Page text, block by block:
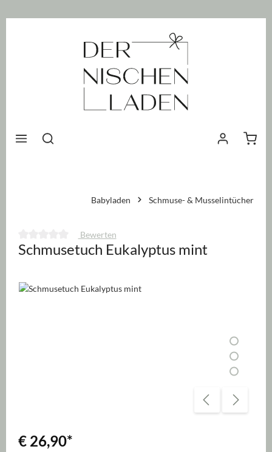
Babyladen Schmuse- & Musselintücher
Durchschnittliche Bewertung von 0 von 5 Sternen
Bewerten
Schmusetuch Eukalyptus mint
Bildergalerie überspringen
€ 26,90*